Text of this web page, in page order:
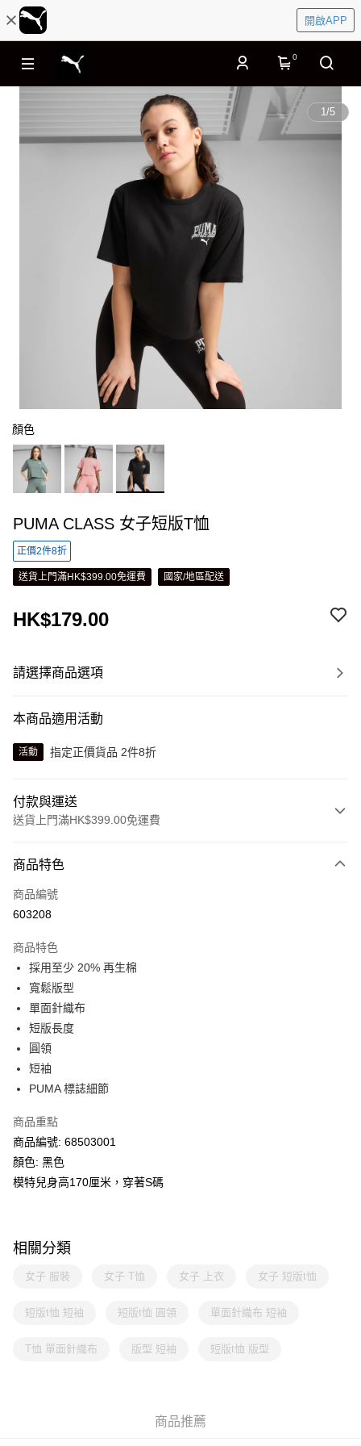
開啟APP
0
1/5
顏色
PUMA CLASS 女子短版T恤
正價2件8折
送貨上門滿HK$399.00免運費 國家/地區配送
HK$179.00
請選擇商品選項
本商品適用活動
活動 指定正價貨品 2件8折
付款與運送
送貨上門滿HK$399.00免運費
信用卡
線上付款
Alipay, PayMe, WeChat Pay, UnionPay, FPS
送貨方式
單筆訂單淨值滿$399可享免運費優惠
每筆HK$30.00，滿HK$399.00或以上免運費
滿$599可享澳門免運費優惠
商品特色
商品編號
603208
商品特色
採用至少 20% 再生棉
寬鬆版型
單面針織布
短版長度
圓領
短袖
PUMA 標誌細節
商品重點
商品編號: 68503001
顏色: 黑色
模特兒身高170厘米，穿著S碼
相關分類
女子 服裝 女子 T恤 女子 上衣 女子 短版t恤
短版t恤 短袖 短版t恤 圓領 單面針織布 短袖
T恤 單面針織布 版型 短袖 短版t恤 版型
商品推薦